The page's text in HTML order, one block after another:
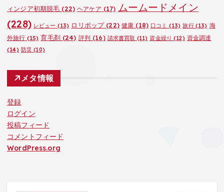
ィンジア初期脱毛 (22) ヘアケア (17) ムームードメイン
(228) レビュー (13) ロリポップ(22) 健康 (18) 口コミ (13) 旅行(13) 海
外旅行 (15) 育毛剤(24) 評判 (16) 請求書買取 (11) 資金繰り (12) 資金調達
(14) 防災 (10)
メタ情報
登録
ログイン
投稿フィード
コメントフィード
WordPress.org